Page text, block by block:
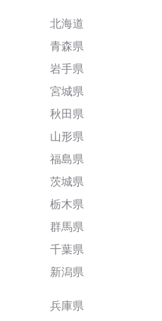
北海道
青森県
岩手県
宮城県
秋田県
山形県
福島県
茨城県
栃木県
群馬県
千葉県
新潟県
兵庫県